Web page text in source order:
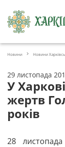
Новини Новини
29 листопада
У
жертв
років
28